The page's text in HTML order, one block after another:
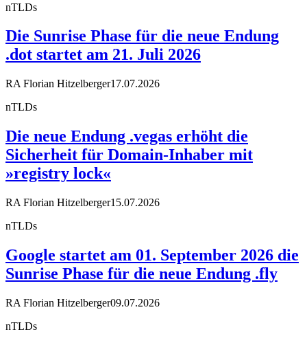
nTLDs
Die Sunrise Phase für die neue Endung
.dot startet am 21. Juli 2026
RA Florian Hitzelberger17.07.2026
nTLDs
Die neue Endung .vegas erhöht die
Sicherheit für Domain-Inhaber mit
»registry lock«
RA Florian Hitzelberger15.07.2026
nTLDs
Google startet am 01. September 2026 die
Sunrise Phase für die neue Endung .fly
RA Florian Hitzelberger09.07.2026
nTLDs